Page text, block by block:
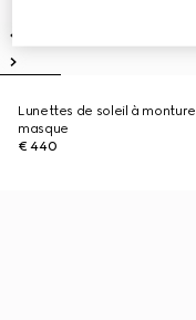
Lunettes de soleil à monture
masque
€ 440